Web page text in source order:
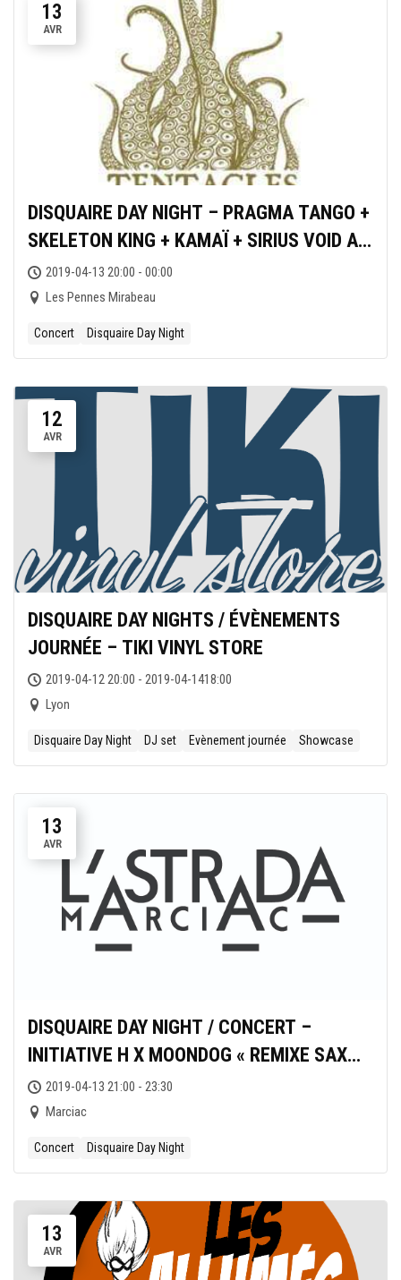
13
AVR
DISQUAIRE DAY NIGHT – PRAGMA TANGO +
SKELETON KING + KAMAÏ + SIRIUS VOID AU
JAS’ROD
2019-04-13 20:00 - 00:00
Les Pennes Mirabeau
Concert Disquaire Day Night
12
AVR
DISQUAIRE DAY NIGHTS / ÉVÈNEMENTS
JOURNÉE – TIKI VINYL STORE
2019-04-12 20:00 - 2019-04-1418:00
Lyon
Disquaire Day Night DJ set Evènement journée Showcase
13
AVR
DISQUAIRE DAY NIGHT / CONCERT –
INITIATIVE H X MOONDOG « REMIXE SAX
PAX FOR A SAX » À L’ASTRADA À 21H
2019-04-13 21:00 - 23:30
Marciac
Concert Disquaire Day Night
13
AVR